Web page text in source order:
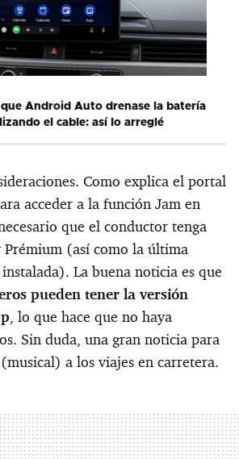
que Android Auto drenase la batería
el cable: así lo arreglé
Como explica el portal
acceder a la función Jam en
que el conductor tenga
Prémium (así como la última
La buena noticia es que
pueden tener la versión
, lo que hace que no haya
Sin duda, una gran noticia para
a los viajes en carretera.